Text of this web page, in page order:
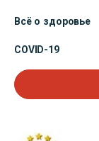
Всё о здоровье
COVID-19